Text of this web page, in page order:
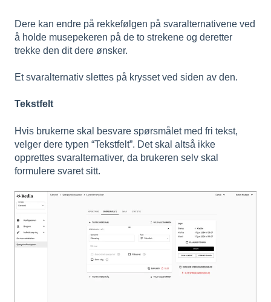
Dere kan endre på rekkefølgen på svaralternativene ved
å holde musepekeren på de to strekene og deretter
trekke den dit dere ønsker.
Et svaralternativ slettes på krysset ved siden av den.
Tekstfelt
Hvis brukerne skal besvare spørsmålet med fri tekst,
velger dere typen “Tekstfelt”. Det skal altså ikke
opprettes svaralternativer, da brukeren selv skal
formulere svaret sitt.